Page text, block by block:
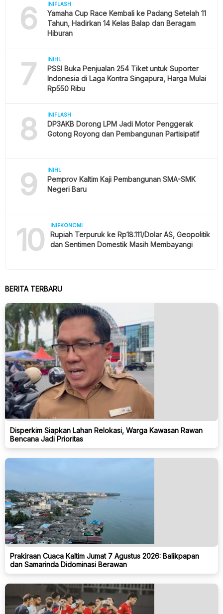
6 INIFLASH
Yamaha Cup Race Kembali ke Padang Setelah 11
Tahun, Hadirkan 14 Kelas Balap dan Beragam
Hiburan
7 INIHL
PSSI Buka Penjualan 254 Tiket untuk Suporter
Indonesia di Laga Kontra Singapura, Harga Mulai
Rp550 Ribu
8 INIFLASH
DP3AKB Dorong LPM Jadi Motor Penggerak
Gotong Royong dan Pembangunan Partisipatif
9 INIHL
Pemprov Kaltim Kaji Pembangunan SMA-SMK
Negeri Baru
10 INIEKONOMI
Rupiah Terpuruk ke Rp18.111/Dolar AS, Geopolitik
dan Sentimen Domestik Masih Membayangi
BERITA TERBARU
Disperkim Siapkan Lahan Relokasi, Warga Kawasan Rawan
Bencana Jadi Prioritas
Prakiraan Cuaca Kaltim Jumat 7 Agustus 2026: Balikpapan
dan Samarinda Didominasi Berawan